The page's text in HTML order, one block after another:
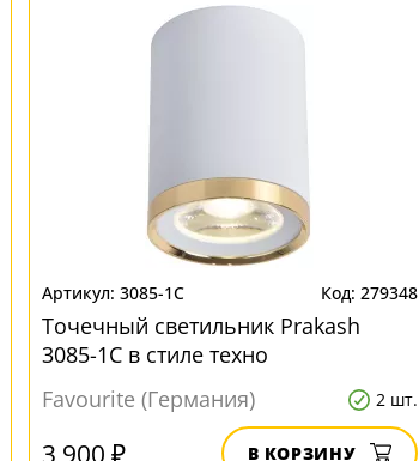
3085-1C 279348
Точечный светильник Prakash
3085-1C в стиле техно
Favourite (Германия)
2 шт.
3 900 ₽ В КОРЗИНУ